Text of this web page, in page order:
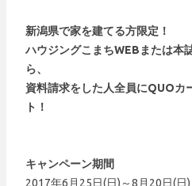
新潟県で家を建てる方限定！
ハウジングこまちWEBまたは本
ら、
資料請求をした人全員にQUOカ
ト！
キャンペーン期間
2017年6月25日(日)～8月20日(日)